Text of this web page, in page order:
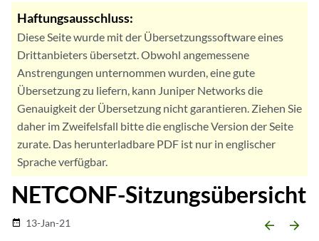
Haftungsausschluss:
Diese Seite wurde mit der Übersetzungssoftware eines
Drittanbieters übersetzt. Obwohl angemessene
Anstrengungen unternommen wurden, eine gute
Übersetzung zu liefern, kann Juniper Networks die
Genauigkeit der Übersetzung nicht garantieren. Ziehen Sie
daher im Zweifelsfall bitte die englische Version der Seite
zurate. Das herunterladbare PDF ist nur in englischer
Sprache verfügbar.
NETCONF-Sitzungsübersicht
date_range 13-Jan-21 arrow_backward arrow_forward